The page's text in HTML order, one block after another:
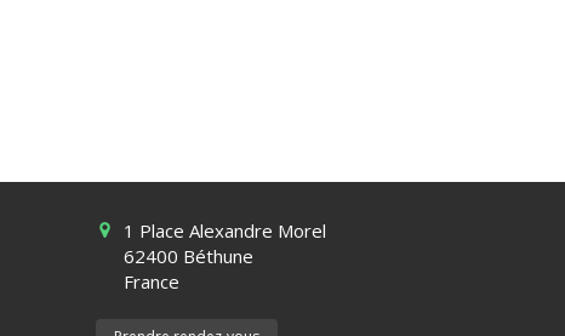
1 Place Alexandre Morel
62400 Béthune
France